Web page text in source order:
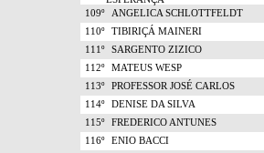
109º
ANGELICA SCHLOTTFELDT
110º
TIBIRIÇÁ MAINERI
111º
SARGENTO ZIZICO
112º
MATEUS WESP
113º
PROFESSOR JOSÉ CARLOS
114º
DENISE DA SILVA
115º
FREDERICO ANTUNES
116º
ENIO BACCI